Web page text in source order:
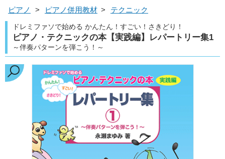
ピアノ > ピアノ併用教材 > テクニック
ドレミファソで始める かんたん！すごい！さきどり！
ピアノ・テクニックの本【実践編】レパートリー集1
～伴奏パターンを弾こう！～